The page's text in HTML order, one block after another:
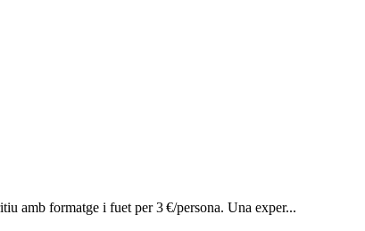
amb formatge i fuet per 3 €/persona. Una exper...